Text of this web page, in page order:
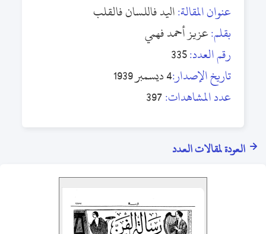
عنوان المقالة:اليد فاللسان فالقلب
بقلم:عزيز أحمد فهمي
رقم العدد:335
تاريخ الإصدار:4 ديسمبر 1939
عدد المشاهدات:397
العودة لمقالات العدد